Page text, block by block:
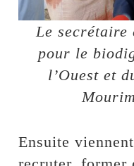
Le secrétaire
pour le
l’Ouest et
Ensuite